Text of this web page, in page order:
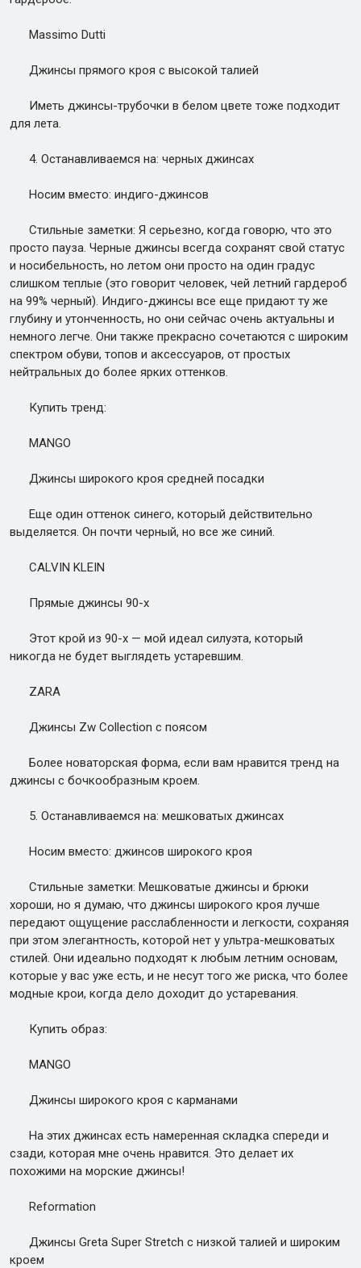
Massimo Dutti
Джинсы прямого кроя с высокой талией
Иметь джинсы-трубочки в белом цвете тоже подходит
для лета.
4. Останавливаемся на: черных джинсах
Носим вместо: индиго-джинсов
Стильные заметки: Я серьезно, когда говорю, что это
просто пауза. Черные джинсы всегда сохранят свой статус
и носибельность, но летом они просто на один градус
слишком теплые (это говорит человек, чей летний гардероб
на 99% черный). Индиго-джинсы все еще придают ту же
глубину и утонченность, но они сейчас очень актуальны и
немного легче. Они также прекрасно сочетаются с широким
спектром обуви, топов и аксессуаров, от простых
нейтральных до более ярких оттенков.
Купить тренд:
MANGO
Джинсы широкого кроя средней посадки
Еще один оттенок синего, который действительно
выделяется. Он почти черный, но все же синий.
CALVIN KLEIN
Прямые джинсы 90-х
Этот крой из 90-х — мой идеал силуэта, который
никогда не будет выглядеть устаревшим.
ZARA
Джинсы Zw Collection с поясом
Более новаторская форма, если вам нравится тренд на
джинсы с бочкообразным кроем.
5. Останавливаемся на: мешковатых джинсах
Носим вместо: джинсов широкого кроя
Стильные заметки: Мешковатые джинсы и брюки
хороши, но я думаю, что джинсы широкого кроя лучше
передают ощущение расслабленности и легкости, сохраняя
при этом элегантность, которой нет у ультра-мешковатых
стилей. Они идеально подходят к любым летним основам,
которые у вас уже есть, и не несут того же риска, что более
модные крои, когда дело доходит до устаревания.
Купить образ:
MANGO
Джинсы широкого кроя с карманами
На этих джинсах есть намеренная складка спереди и
сзади, которая мне очень нравится. Это делает их
похожими на морские джинсы!
Reformation
Джинсы Greta Super Stretch с низкой талией и широким
кроем